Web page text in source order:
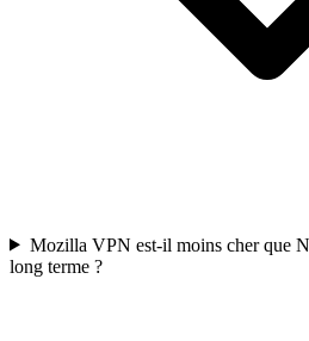
Mozilla VPN est-il moins cher que
long terme ?